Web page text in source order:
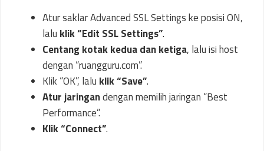
Atur saklar Advanced SSL Settings ke posisi ON,
lalu klik “Edit SSL Settings”.
Centang kotak kedua dan ketiga, lalu isi host
dengan “ruangguru.com”.
Klik “OK”, lalu klik “Save”.
Atur jaringandengan memilih jaringan “Best
Performance”.
Klik “Connect”.